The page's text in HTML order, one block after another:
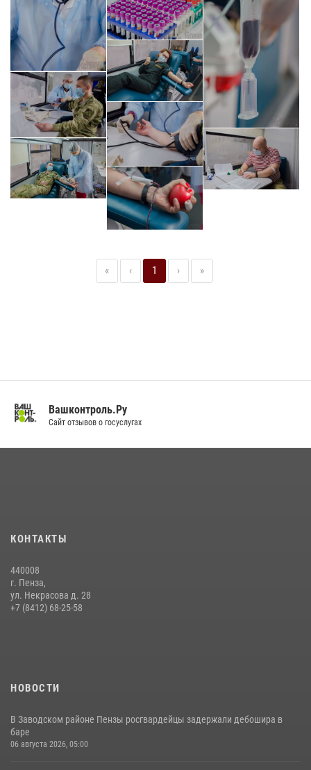
« ‹ 1 › »
Вашконтроль.Ру
Сайт отзывов о госуслугах
КОНТАКТЫ
440008
г. Пенза,
ул. Некрасова д. 28
+7 (8412) 68-25-58
НОВОСТИ
В Заводском районе Пензы росгвардейцы задержали дебошира в
баре
06 августа 2026, 05:00